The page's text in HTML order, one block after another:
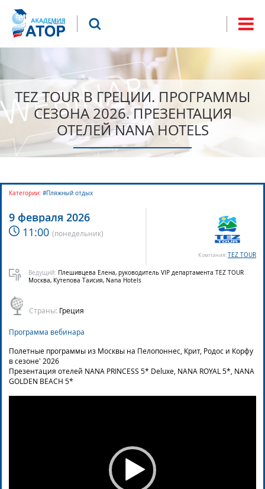
поиска
Что будем искать?
TEZ TOUR В ГРЕЦИИ. ПРОГРАММЫ
СЕЗОНА 2026. ПРЕЗЕНТАЦИЯ
ОТЕЛЕЙ NANA HOTELS
9 февраля 2026
11:00 (понедельник)
Компания:TEZ TOUR
Ведущий: Плешивцева Елена, руководитель VIP департамента TEZ TOUR
Москва, Кутепова Таисия, Nana Hotels
Страны: Греция
Категории: #Пляжный отдых
Программа вебинара
Полетные программы из Москвы на Пелопоннес, Крит, Родос и Корфу
в сезоне' 2026
Презентация отелей NANA PRINCESS 5* Deluxe, NANA ROYAL 5*, NANA
GOLDEN BEACH 5*